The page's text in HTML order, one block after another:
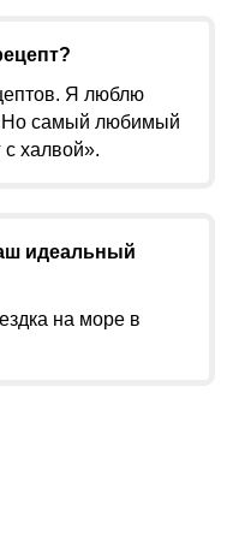
Я люблю
Но самый любимый
халвой».
идеальный
на море в